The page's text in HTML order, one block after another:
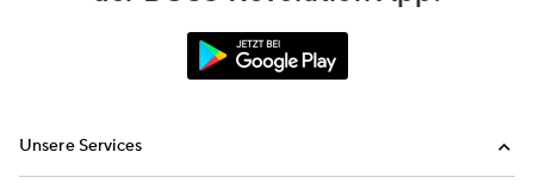
Unsere Services